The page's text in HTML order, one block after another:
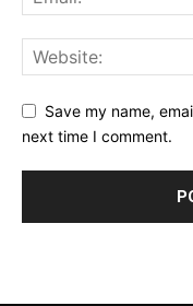
Save my name,
next time I comment.